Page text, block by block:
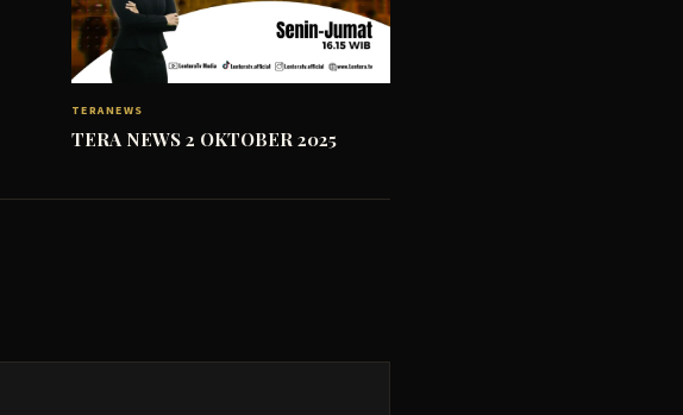
TERANEWS
TERA NEWS 2 OKTOBER 2025